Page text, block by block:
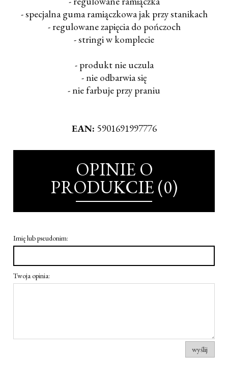
- specjalna guma ramiączkowa jak przy stanikach
- regulowane zapięcia do pończoch
- stringi w komplecie
- produkt nie uczula
- nie odbarwia się
- nie farbuje przy praniu
EAN: 5901691997776
OPINIE O
PRODUKCIE (0)
Imię lub pseudonim:
Twoja opinia:
wyślij